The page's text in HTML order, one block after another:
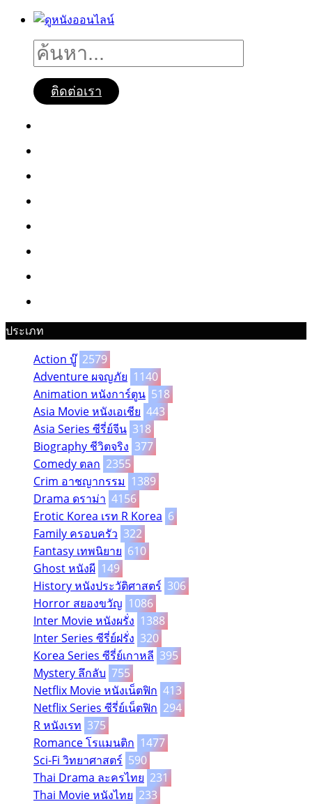
ติดต่อเรา
ประเภท
Action บู๊ 2579
Adventure ผจญภัย 1140
Animation หนังการ์ตูน 518
Asia Movie หนังเอเชีย 443
Asia Series ซีรี่ย์จีน 318
Biography ชีวิตจริง 377
Comedy ตลก 2355
Crim อาชญากรรม 1389
Drama ดราม่า 4156
Erotic Korea เรท R Korea 6
Family ครอบครัว 322
Fantasy เทพนิยาย 610
Ghost หนังผี 149
History หนังประวัติศาสตร์ 306
Horror สยองขวัญ 1086
Inter Movie หนังผรั่ง 1388
Inter Series ซีรี่ย์ฝรั่ง 320
Korea Series ซีรี่ย์เกาหลี 395
Mystery ลึกลับ 755
Netflix Movie หนังเน็ตฟิก 413
Netflix Series ซีรี่ย์เน็ตฟิก 294
R หนังเรท 375
Romance โรแมนติก 1477
Sci-Fi วิทยาศาสตร์ 590
Thai Drama ละครไทย 231
Thai Movie หนังไทย 233